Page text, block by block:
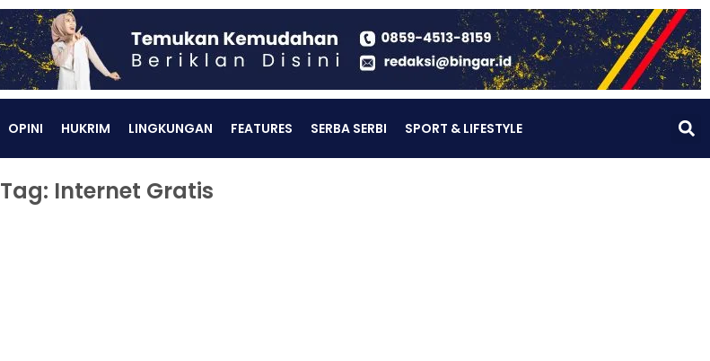
OPINI HUKRIM LINGKUNGAN FEATURES SERBA SERBI SPORT & LIFESTYLE
Tag: Internet Gratis